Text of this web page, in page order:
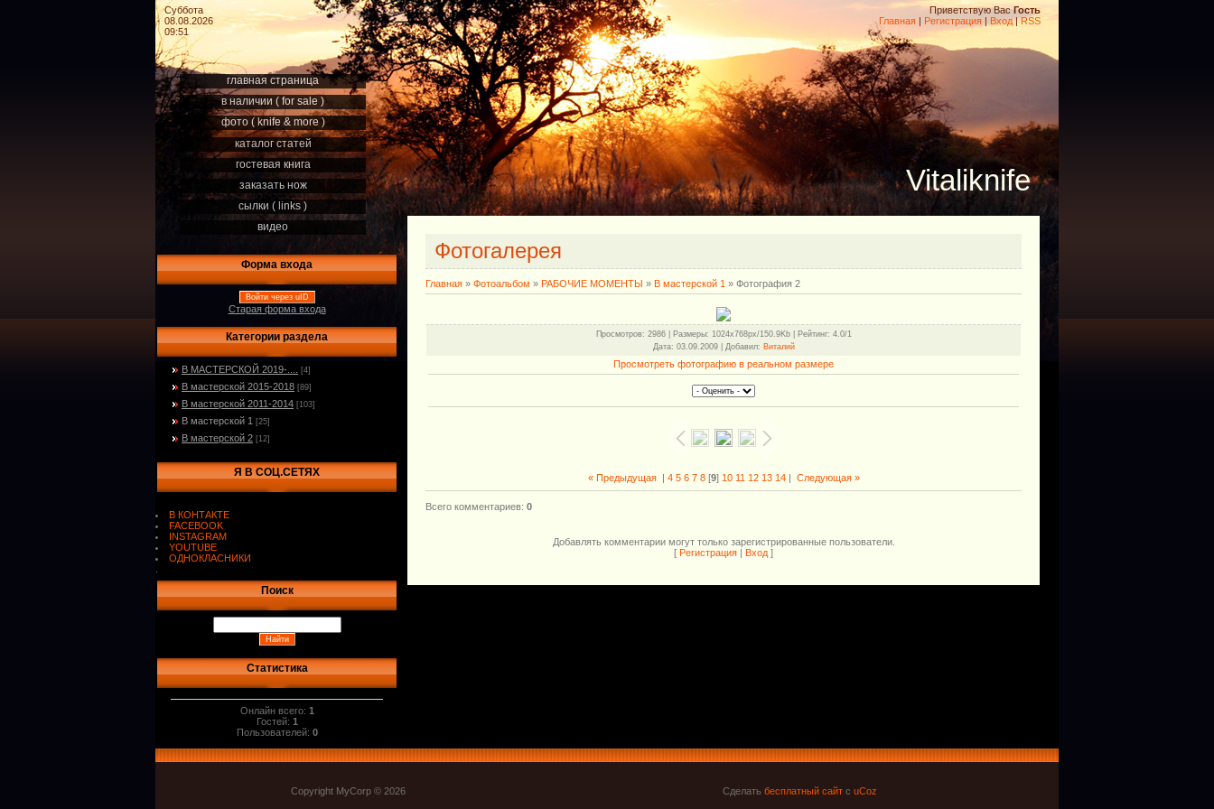
Суббота
08.08.2026
09:51
Приветствую Вас Гость
Главная | Регистрация | Вход|RSS
главная страница
в наличии ( for sale )
фото ( knife & more )
каталог статей
гостевая книга
заказать нож
сылки ( links )
видео
Форма входа
Войти через uID
Старая форма входа
Категории раздела
В МАСТЕРСКОЙ 2019-.... [4]
В мастерской 2015-2018 [89]
В мастерской 2011-2014 [103]
В мастерской 1 [25]
В мастерской 2 [12]
Я В СОЦ.СЕТЯХ
В КОНТАКТЕ
FACEBOOK
INSTAGRAM
YOUTUBE
ОДНОКЛАСНИКИ
Поиск
Статистика
Онлайн всего: 1
Гостей: 1
Пользователей: 0
Vitaliknife
Фотогалерея
Главная » Фотоальбом » РАБОЧИЕ МОМЕНТЫ » В мастерской 1 » Фотография 2
Просмотров: 2986 | Размеры: 1024x768px/150.9Kb | Рейтинг: 4.0/1
Дата: 03.09.2009 | Добавил: Виталий
Просмотреть фотографию в реальном размере
« Предыдущая| 4 5 6 7 8[9] 10 11 12 13 14| Следующая »
Всего комментариев: 0
Добавлять комментарии могут только зарегистрированные пользователи.
[ Регистрация Вход ]
Copyright MyCorp © 2026 Сделать бесплатный сайт с uCoz